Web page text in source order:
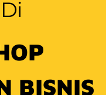
BISNIS